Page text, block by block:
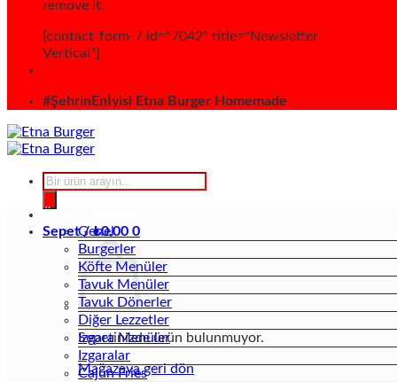
remove it.
[contact-form-7 id="7042" title="Newsletter
Vertical"]
#ŞehrinEnİyisi Etna Burger Homemade
Products
search
Sepet /₺0,00 0
Sepetinizde ürün bulunmuyor.
Mağazaya geri dön
Genel
Burgerler
Köfte Menüler
Tavuk Menüler
Tavuk Dönerler
Diğer Lezzetler
Izgara Menüler
Izgaralar
Cajun Fries